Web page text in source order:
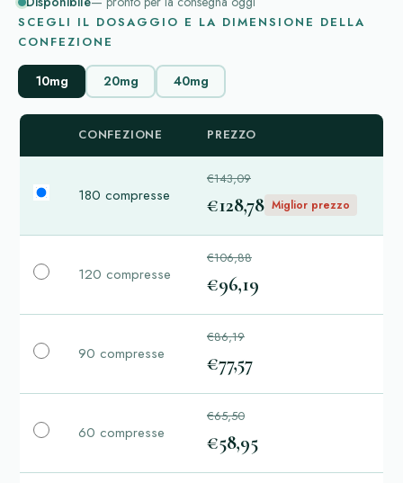
SCEGLI IL DOSAGGIO E LA DIMENSIONE DELLA
CONFEZIONE
10mg 20mg 40mg
CONFEZIONE PREZZO
180 compresse
€143,09
€128,78 Miglior prezzo
120 compresse
€106,88
€96,19
90 compresse
€86,19
€77,57
60 compresse
€65,50
€58,95